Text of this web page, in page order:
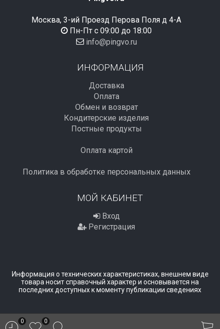
Москва, 3-ий Проезд Перова Поля д 4-А
Пн-Пт с 09:00 до 18:00
info@pingvo.ru
ИНФОРМАЦИЯ
Доставка
Оплата
Обмен и возврат
Кондитерские изделия
Постные продукты
Оплата картой
Политика в обработке персональных данных
МОЙ КАБИНЕТ
Вход
Регистрация
Информация о технических характеристиках, внешнем виде
товара носит справочный характер и основывается на
последних доступных к моменту публикации сведениях
0 0